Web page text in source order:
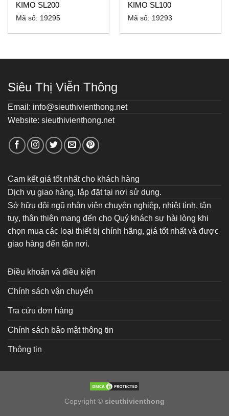
KIMO SL200
Mã số: 19295
KIMO SL100
Mã số: 19293
Siêu Thị Viễn Thông
Email: info@sieuthivienthong.net
Website: sieuthivienthong.net
Cam kết giá tốt nhất cho khách hàng
Dịch vụ giao hàng, lắp đặt tại nơi sử dụng.
Sở hữu đội ngũ nhân viên chuyên nghiệp, nhiệt tình, tận
tuỵ, thân thiện mang đến cho Quý khách sự hài lòng khi
chọn mua các loại thiết bị chính hãng, giá tốt nhất và được
giao hàng đến tận nơi.
Điều khoản và điều kiện
Chính sách vận chuyển
Tra cứu đơn hàng
Chính sách bảo mật thông tin
Thông tin
Copyright © sieuthivienthong